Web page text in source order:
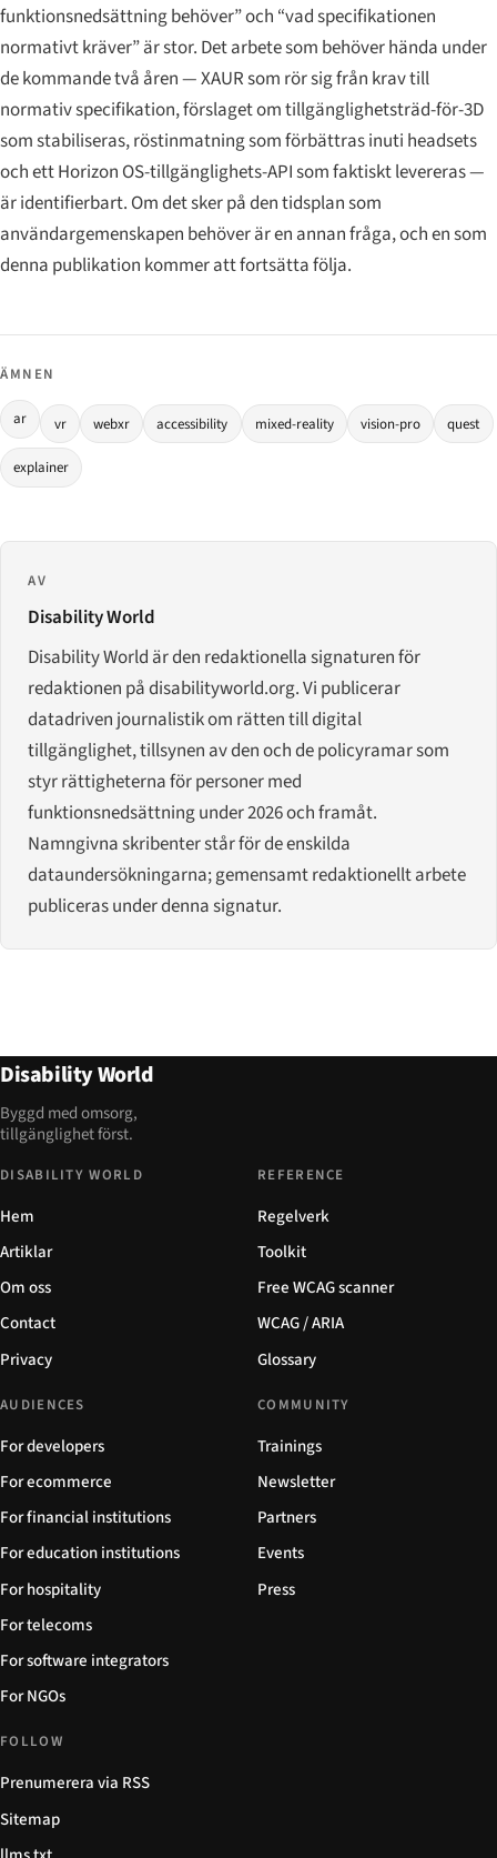
funktionsnedsättning behöver” och “vad specifikationen
normativt kräver” är stor. Det arbete som behöver hända under
de kommande två åren — XAUR som rör sig från krav till
normativ specifikation, förslaget om tillgänglighetsträd-för-3D
som stabiliseras, röstinmatning som förbättras inuti headsets
och ett Horizon OS-tillgänglighets-API som faktiskt levereras —
är identifierbart. Om det sker på den tidsplan som
användargemenskapen behöver är en annan fråga, och en som
denna publikation kommer att fortsätta följa.
ÄMNEN
ar vr webxr accessibility mixed-reality vision-pro quest
explainer
AV
Disability World
Disability World är den redaktionella signaturen för
redaktionen på disabilityworld.org. Vi publicerar
datadriven journalistik om rätten till digital
tillgänglighet, tillsynen av den och de policyramar som
styr rättigheterna för personer med
funktionsnedsättning under 2026 och framåt.
Namngivna skribenter står för de enskilda
dataundersökningarna; gemensamt redaktionellt arbete
publiceras under denna signatur.
Disability World
Byggd med omsorg,
tillgänglighet först.
DISABILITY WORLD
Hem
Artiklar
Om oss
Contact
Privacy
REFERENCE
Regelverk
Toolkit
Free WCAG scanner
WCAG / ARIA
Glossary
AUDIENCES
For developers
For ecommerce
For financial institutions
For education institutions
For hospitality
For telecoms
For software integrators
For NGOs
COMMUNITY
Trainings
Newsletter
Partners
Events
Press
FOLLOW
Prenumerera via RSS
Sitemap